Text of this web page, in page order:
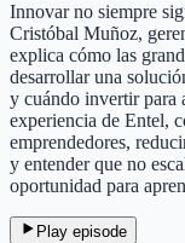
Innovar no siempre
Cristóbal Muñoz,
explica cómo las
desarrollar una
y cuándo invertir para
experiencia de Entel,
emprendedores,
y entender que no
oportunidad para
Play episode